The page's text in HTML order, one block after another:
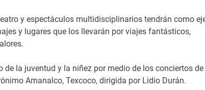
y espectáculos multidisciplinarios tendrán como
y lugares que los llevarán por viajes fantásticos,
la juventud y la niñez por medio de los conciertos
Amanalco, Texcoco, dirigida por Lidio Durán.